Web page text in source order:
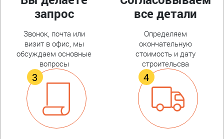
запрос
Звонок, почта или
визит в офис, мы
обсуждаем основные
вопросы
все детали
Определяем
окончательную
стоимость и дату
строительсва